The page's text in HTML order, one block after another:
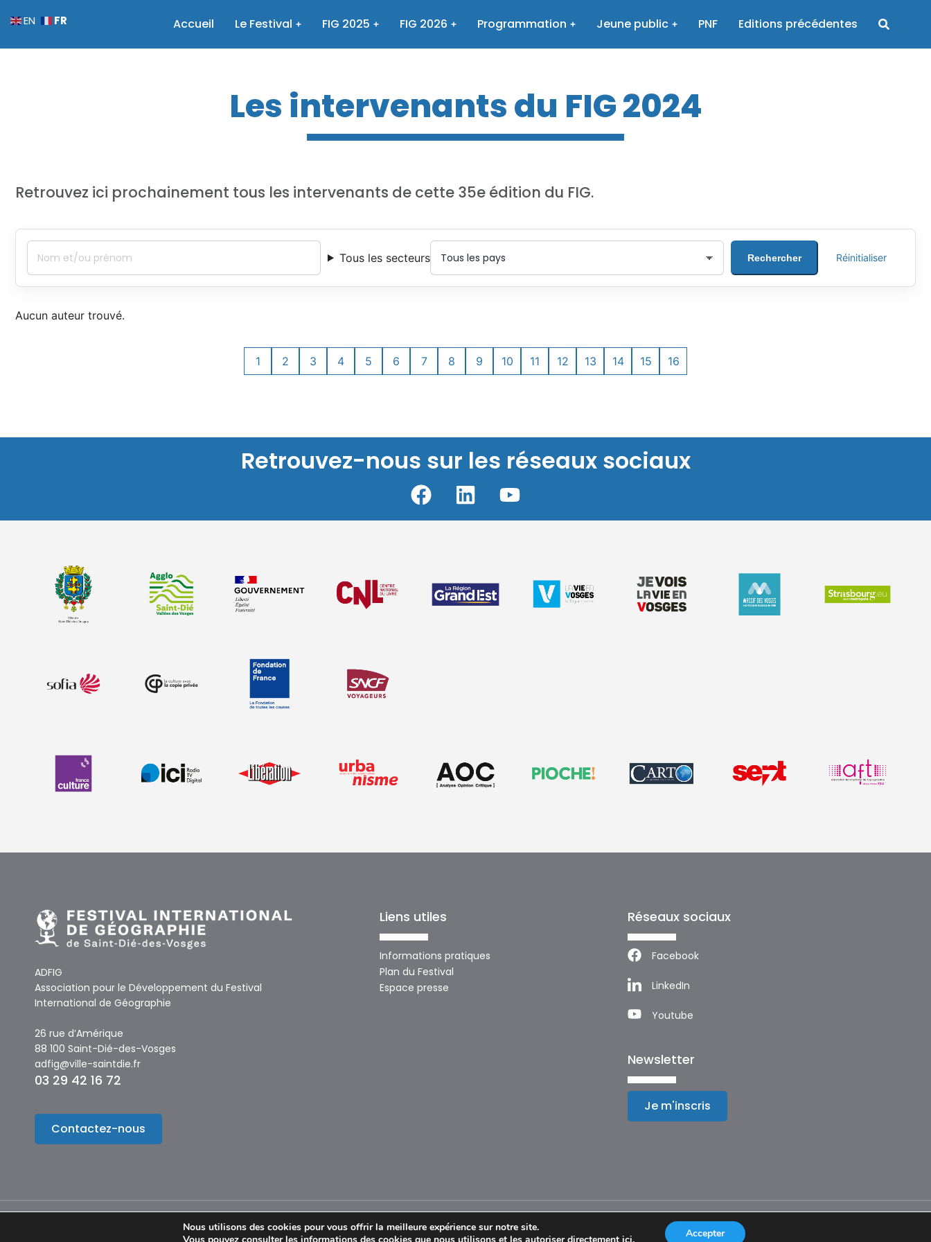
Accueil Le Festival FIG 2025 FIG 2026 Programmation Jeune public PNF Editions précédentes
Les intervenants du FIG 2024
Retrouvez ici prochainement tous les intervenants de cette 35e édition du FIG.
Tous les secteurs Rechercher Réinitialiser
Aucun auteur trouvé.
1 2 3 4 5 6 7 8 9 10 11 12 13 14 15 16
Retrouvez-nous sur les réseaux sociaux
ADFIG
Association pour le Développement du Festival
International de Géographie
26 rue d’Amérique
88 100 Saint-Dié-des-Vosges
adfig@ville-saintdie.fr
03 29 42 16 72
Contactez-nous
Liens utiles
Informations pratiques
Plan du Festival
Espace presse
Réseaux sociaux
Facebook
LinkedIn
Youtube
Newsletter
Je m'inscris
© Copyright 2024 – Festival International de Géographie
EN FR
Nous utilisons des cookies pour vous offrir la meilleure expérience sur notre site.
Accepter